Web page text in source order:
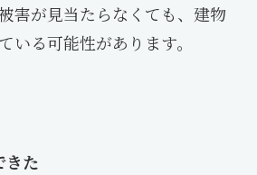
害が見当たらなくても、建物
いる可能性があります。
きた